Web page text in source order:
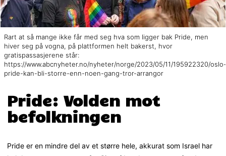
Rart at så mange ikke får med seg hva som ligger bak Pride, men
hiver seg på vogna, på plattformen helt bakerst, hvor
gratispassasjerene står:
https://www.abcnyheter.no/nyheter/norge/2023/05/11/195922320/
pride-kan-bli-storre-enn-noen-gang-tror-arrangor
Pride: Volden mot
befolkningen
Pride er en mindre del av et større hele, akkurat som Israel har